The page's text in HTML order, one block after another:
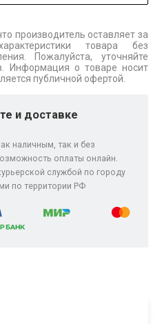
производитель оставляет за
товара без
Пожалуйста, уточняйте
Информация о товаре носит
публичной офертой.
и доставке
наличным, так и без
оплаты онлайн.
службой по городу
по территории РФ